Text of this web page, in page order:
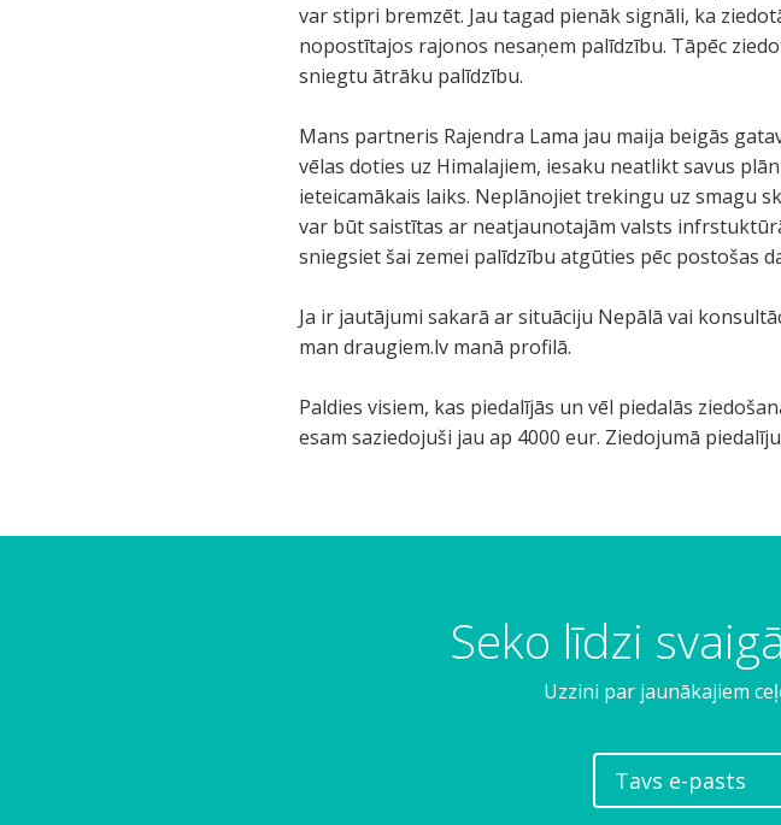
var stipri bremzēt. Jau tagad pienāk signāli, ka
nopostītajos rajonos nesaņem palīdzību. Tāpēc
sniegtu ātrāku palīdzību.
Mans partneris Rajendra Lama jau maija beigās
vēlas doties uz Himalajiem, iesaku neatlikt savus
ieteicamākais laiks. Neplānojiet trekingu uz smagu
var būt saistītas ar neatjaunotajām valsts
sniegsiet šai zemei palīdzību atgūties pēc postošas
Ja ir jautājumi sakarā ar situāciju Nepālā vai
man draugiem.lv manā profilā.
Paldies visiem, kas piedalījās un vēl piedalās
esam saziedojuši jau ap 4000 eur. Ziedojumā
Seko līdzi
Uzzini par jaunākajiem